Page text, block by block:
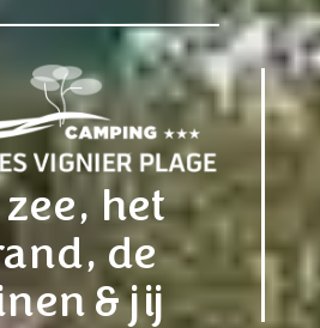
zee, het
de
& jij